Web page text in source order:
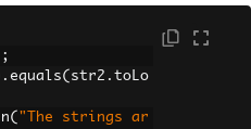
;
equals( str2 . toLo
( "The strings ar